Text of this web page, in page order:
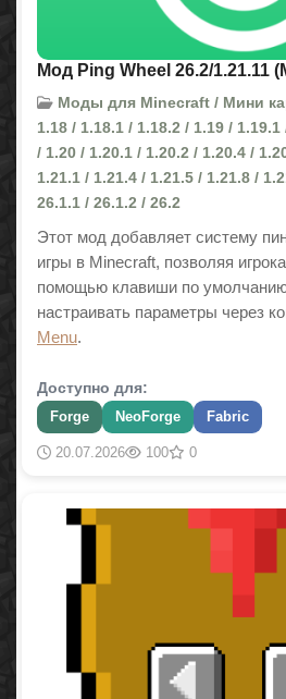
Мод Ping Wheel 26.2/1.21.11
Моды для Minecraft / Мини
1.18 / 1.18.1 / 1.18.2 / 1.19 /
/ 1.20 / 1.20.1 / 1.20.2 / 1.20.4 /
1.21.1 / 1.21.4 / 1.21.5 / 1.21.8 /
26.1.1 / 26.1.2 / 26.2
Этот мод добавляет систему
игры в Minecraft, позволяя
помощью клавиши по
настраивать параметры через
Menu.
Доступно для:
Forge NeoForge Fabric
20.07.2026 100 0